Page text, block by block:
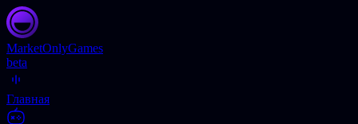
MarketOnlyGames
beta
Главная